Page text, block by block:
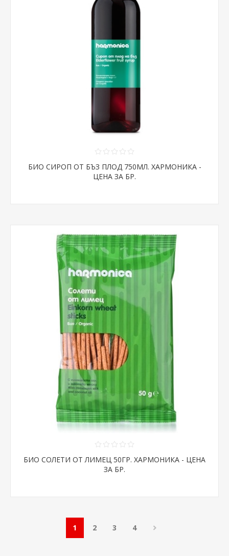
БИО СИРОП ОТ БЪЗ ПЛОД 750МЛ. ХАРМОНИКА -
ЦЕНА ЗА БР.
БИО СОЛЕТИ ОТ ЛИМЕЦ 50ГР. ХАРМОНИКА - ЦЕНА
ЗА БР.
1 2 3 4